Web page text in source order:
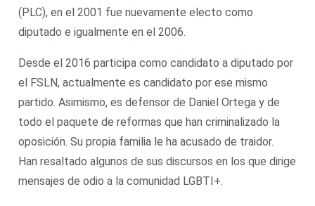
(PLC), en el 2001 fue nuevamente electo como
diputado e igualmente en el 2006.
Desde el 2016 participa como candidato a diputado por
el FSLN, actualmente es candidato por ese mismo
partido. Asimismo, es defensor de Daniel Ortega y de
todo el paquete de reformas que han criminalizado la
oposición. Su propia familia le ha acusado de traidor.
Han resaltado algunos de sus discursos en los que dirige
mensajes de odio a la comunidad LGBTI+.